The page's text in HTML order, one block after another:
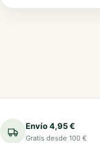
Envío 4,95 €
Gratis desde 100 €